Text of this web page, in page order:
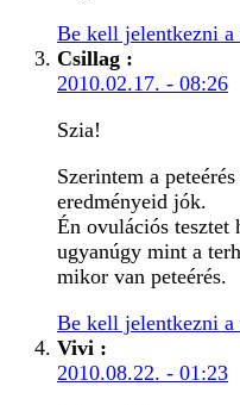
Be kell jelentkezni a
Csillag :
2010.02.17. - 08:26
Szia!
Szerintem a
eredményeid jók.
Én ovulációs tesztet
ugyanúgy mint a
mikor van peteérés.
Be kell jelentkezni a
Vivi :
2010.08.22. - 01:23